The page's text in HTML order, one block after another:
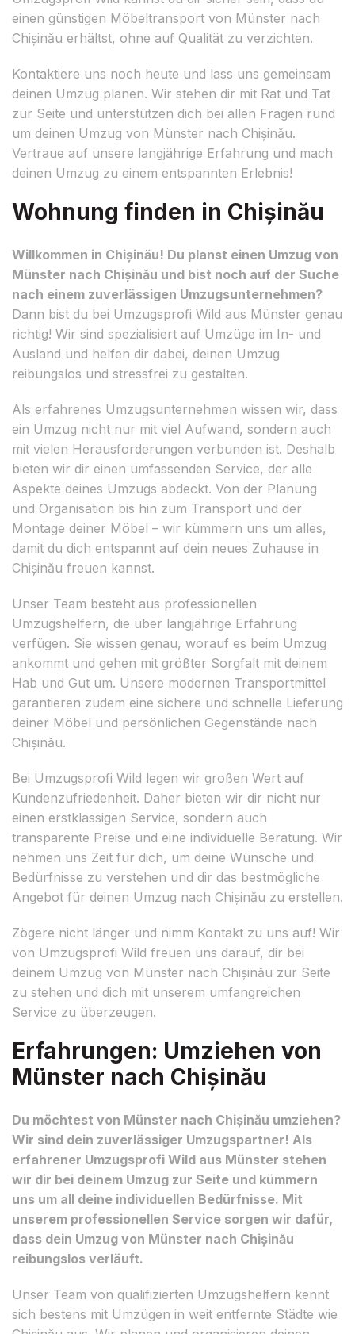
einen günstigen Möbeltransport von Münster nach
Chișinău erhältst, ohne auf Qualität zu verzichten.
Kontaktiere uns noch heute und lass uns gemeinsam
deinen Umzug planen. Wir stehen dir mit Rat und Tat
zur Seite und unterstützen dich bei allen Fragen rund
um deinen Umzug von Münster nach Chișinău.
Vertraue auf unsere langjährige Erfahrung und mach
deinen Umzug zu einem entspannten Erlebnis!
Wohnung finden in Chișinău
Willkommen in Chișinău! Du planst einen Umzug von
Münster nach Chișinău und bist noch auf der Suche
nach einem zuverlässigen Umzugsunternehmen?
Dann bist du bei Umzugsprofi Wild aus Münster genau
richtig! Wir sind spezialisiert auf Umzüge im In- und
Ausland und helfen dir dabei, deinen Umzug
reibungslos und stressfrei zu gestalten.
Als erfahrenes Umzugsunternehmen wissen wir, dass
ein Umzug nicht nur mit viel Aufwand, sondern auch
mit vielen Herausforderungen verbunden ist. Deshalb
bieten wir dir einen umfassenden Service, der alle
Aspekte deines Umzugs abdeckt. Von der Planung
und Organisation bis hin zum Transport und der
Montage deiner Möbel – wir kümmern uns um alles,
damit du dich entspannt auf dein neues Zuhause in
Chișinău freuen kannst.
Unser Team besteht aus professionellen
Umzugshelfern, die über langjährige Erfahrung
verfügen. Sie wissen genau, worauf es beim Umzug
ankommt und gehen mit größter Sorgfalt mit deinem
Hab und Gut um. Unsere modernen Transportmittel
garantieren zudem eine sichere und schnelle Lieferung
deiner Möbel und persönlichen Gegenstände nach
Chișinău.
Bei Umzugsprofi Wild legen wir großen Wert auf
Kundenzufriedenheit. Daher bieten wir dir nicht nur
einen erstklassigen Service, sondern auch
transparente Preise und eine individuelle Beratung. Wir
nehmen uns Zeit für dich, um deine Wünsche und
Bedürfnisse zu verstehen und dir das bestmögliche
Angebot für deinen Umzug nach Chișinău zu erstellen.
Zögere nicht länger und nimm Kontakt zu uns auf! Wir
von Umzugsprofi Wild freuen uns darauf, dir bei
deinem Umzug von Münster nach Chișinău zur Seite
zu stehen und dich mit unserem umfangreichen
Service zu überzeugen.
Erfahrungen: Umziehen von
Münster nach Chișinău
Du möchtest von Münster nach Chișinău umziehen?
Wir sind dein zuverlässiger Umzugspartner! Als
erfahrener Umzugsprofi Wild aus Münster stehen
wir dir bei deinem Umzug zur Seite und kümmern
uns um all deine individuellen Bedürfnisse. Mit
unserem professionellen Service sorgen wir dafür,
dass dein Umzug von Münster nach Chișinău
reibungslos verläuft.
Unser Team von qualifizierten Umzugshelfern kennt
sich bestens mit Umzügen in weit entfernte Städte wie